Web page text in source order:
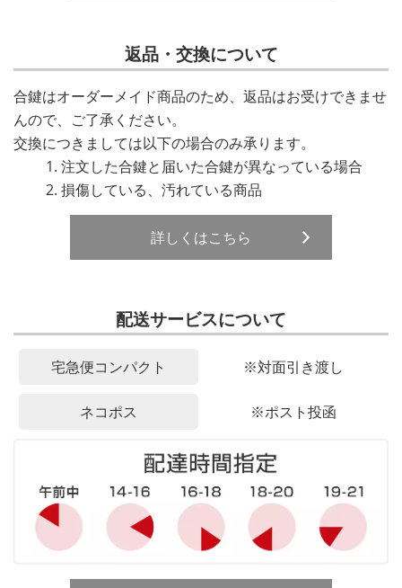
返品・交換について
合鍵はオーダーメイド商品のため、返品はお受けできませ
んので、ご了承ください。
交換につきましては以下の場合のみ承ります。
注文した合鍵と届いた合鍵が異なっている場合
損傷している、汚れている商品
詳しくはこちら
配送サービスについて
宅急便コンパクト ※対面引き渡し
ネコポス ※ポスト投函